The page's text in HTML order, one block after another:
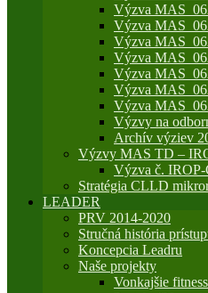
Výzva
Výzva
Výzva
Výzva
Výzva
Výzva
Výzva
Výzvy na
Archív výziev
Výzvy MAS TD –
Výzva č. IROP-
Stratégia CLLD
LEADER
PRV 2014-2020
Stručná história
Koncepcia Leadru
Naše projekty
Vonkajšie